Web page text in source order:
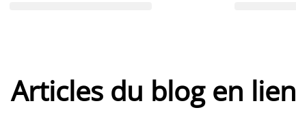
Articles du blog en lien